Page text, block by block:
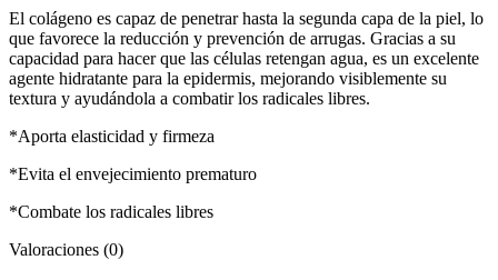
El colágeno es capaz de penetrar hasta la segunda capa de la piel, lo
que favorece la reducción y prevención de arrugas. Gracias a su
capacidad para hacer que las células retengan agua, es un excelente
agente hidratante para la epidermis, mejorando visiblemente su
textura y ayudándola a combatir los radicales libres.
*Aporta elasticidad y firmeza
*Evita el envejecimiento prematuro
*Combate los radicales libres
Valoraciones (0)